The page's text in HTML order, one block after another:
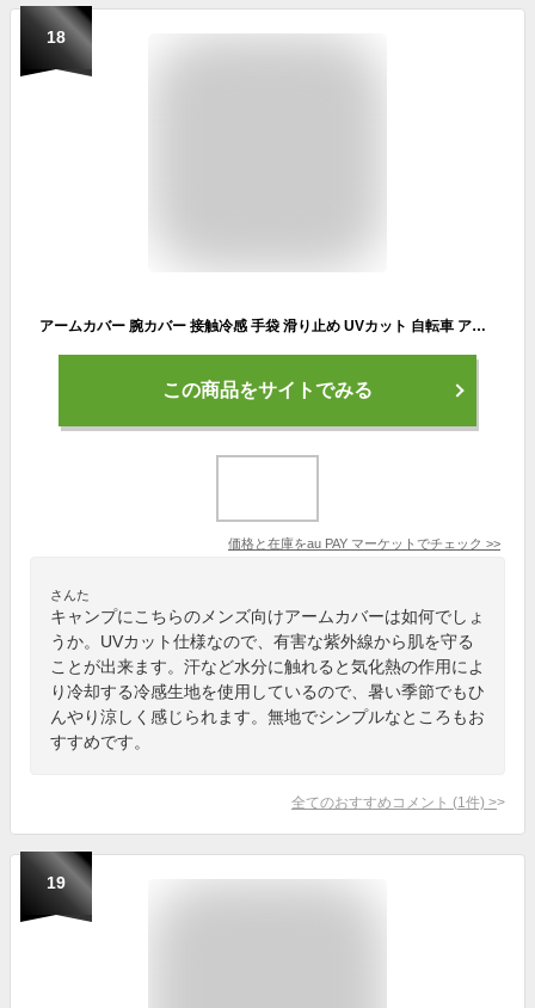
18
アームカバー 腕カバー 接触冷感 手袋 滑り止め UVカット 自転車 アウトドア メンズ 2枚入り ストレッチ 通気性 紫外線対策 スポーツ
この商品をサイトでみる
価格と在庫をau PAY マーケット でチェック >>
さんた
キャンプにこちらのメンズ向けアームカバーは如何でしょ
うか。UVカット仕様なので、有害な紫外線から肌を守る
ことが出来ます。汗など水分に触れると気化熱の作用によ
り冷却する冷感生地を使用しているので、暑い季節でもひ
んやり涼しく感じられます。無地でシンプルなところもお
すすめです。
全てのおすすめコメント (1 件) >
19